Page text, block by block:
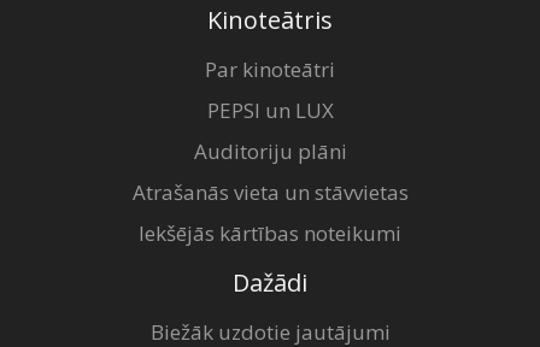
Kinoteātris
Par kinoteātri
PEPSI un LUX
Auditoriju plāni
Atrašanās vieta un stāvvietas
Iekšējās kārtības noteikumi
Dažādi
Biežāk uzdotie jautājumi